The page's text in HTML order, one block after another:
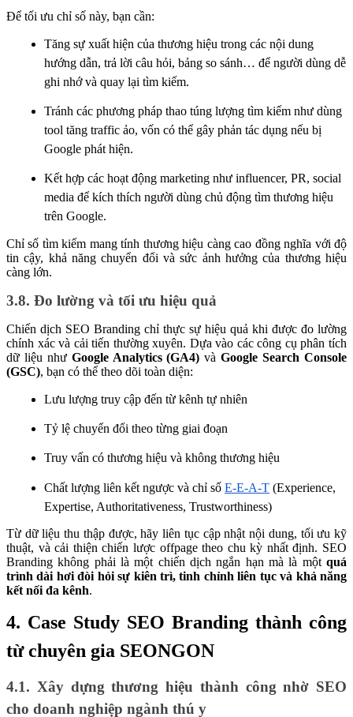
Để tối ưu chỉ số này, bạn cần:
Tăng sự xuất hiện của thương hiệu trong các nội dung
hướng dẫn, trả lời câu hỏi, bảng so sánh… để người dùng dễ
ghi nhớ và quay lại tìm kiếm.
Tránh các phương pháp thao túng lượng tìm kiếm như dùng
tool tăng traffic ảo, vốn có thể gây phản tác dụng nếu bị
Google phát hiện.
Kết hợp các hoạt động marketing như influencer, PR, social
media để kích thích người dùng chủ động tìm thương hiệu
trên Google.
Chỉ số tìm kiếm mang tính thương hiệu càng cao đồng nghĩa với độ
tin cậy, khả năng chuyển đổi và sức ảnh hưởng của thương hiệu
càng lớn.
3.8. Đo lường và tối ưu hiệu quả
Chiến dịch SEO Branding chỉ thực sự hiệu quả khi được đo lường
chính xác và cải tiến thường xuyên. Dựa vào các công cụ phân tích
dữ liệu như Google Analytics (GA4) vàGoogle Search Console
(GSC), bạn có thể theo dõi toàn diện:
Lưu lượng truy cập đến từ kênh tự nhiên
Tỷ lệ chuyển đổi theo từng giai đoạn
Truy vấn có thương hiệu và không thương hiệu
Chất lượng liên kết ngược và chỉ số E-E-A-T (Experience,
Expertise, Authoritativeness, Trustworthiness)
Từ dữ liệu thu thập được, hãy liên tục cập nhật nội dung, tối ưu kỹ
thuật, và cải thiện chiến lược offpage theo chu kỳ nhất định. SEO
Branding không phải là một chiến dịch ngắn hạn mà là một quá
trình dài hơi đòi hỏi sự kiên trì, tinh chỉnh liên tục và khả năng
kết nối đa kênh.
4. Case Study SEO Branding thành công
từ chuyên gia SEONGON
4.1. Xây dựng thương hiệu thành công nhờ SEO
cho doanh nghiệp ngành thú y